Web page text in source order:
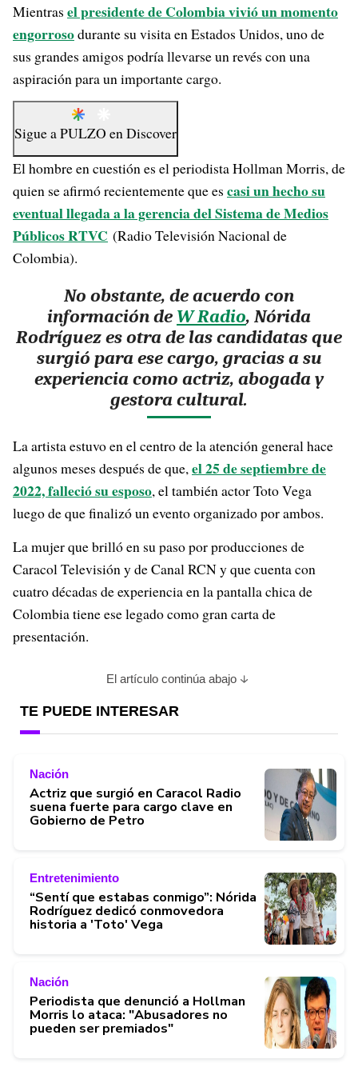
Mientras el presidente de Colombia vivió un momento
engorrosodurante su visita en Estados Unidos, uno de
sus grandes amigos podría llevarse un revés con una
aspiración para un importante cargo.
Sigue aPULZO enDiscover
El hombre en cuestión es el periodista Hollman Morris, de
quien se afirmó recientemente que es casi un hecho su
eventual llegada a la gerencia del Sistema de Medios
Públicos RTVC (Radio Televisión Nacional de
Colombia).
No obstante, de acuerdo con
información de W Radio, Nórida
Rodríguez es otra de las candidatas que
surgió para ese cargo, gracias a su
experiencia como actriz, abogada y
gestora cultural.
La artista estuvo en el centro de la atención general hace
algunos meses después de que,el 25 de septiembre de
2022, falleció su esposo, el también actor Toto Vega
luego de que finalizó un evento organizado por ambos.
La mujer que brilló en su paso por producciones de
Caracol Televisión y de Canal RCN y que cuenta con
cuatro décadas de experiencia en la pantalla chica de
Colombia tiene ese legado como gran carta de
presentación.
El artículo continúa abajo
TE PUEDE INTERESAR
Nación
Actriz que surgió en Caracol Radio
suena fuerte para cargo clave en
Gobierno de Petro
Entretenimiento
“Sentí que estabas conmigo”: Nórida
Rodríguez dedicó conmovedora
historia a 'Toto' Vega
Nación
Periodista que denunció a Hollman
Morris lo ataca: "Abusadores no
pueden ser premiados"